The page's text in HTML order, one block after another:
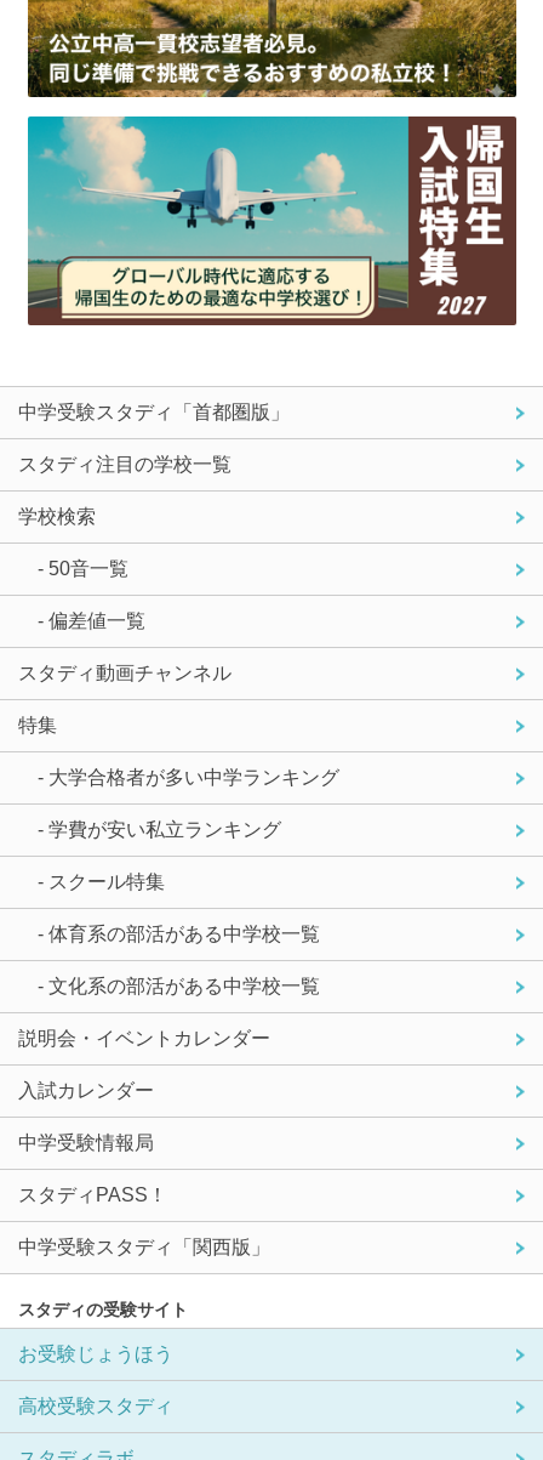
中学受験スタディ「首都圏版」
スタディ注目の学校一覧
学校検索
- 50音一覧
- 偏差値一覧
スタディ動画チャンネル
特集
- 大学合格者が多い中学ランキング
- 学費が安い私立ランキング
- スクール特集
- 体育系の部活がある中学校一覧
- 文化系の部活がある中学校一覧
説明会・イベントカレンダー
入試カレンダー
中学受験情報局
スタディPASS！
中学受験スタディ「関西版」
スタディの受験サイト
お受験じょうほう
高校受験スタディ